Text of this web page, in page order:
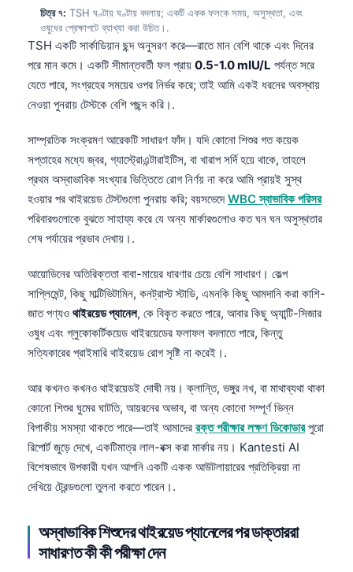
চিত্র ৭: TSH ঘণ্টায় ঘণ্টায় বদলায়; একটি একক ফলকে সময়, অসুস্থতা, এবং
ওষুধের প্রেক্ষাপটে ব্যাখ্যা করা উচিত।.
TSH একটি সার্কাডিয়ান ছন্দ অনুসরণ করে—রাতে মান বেশি থাকে এবং দিনের
পরে মান কমে। একটি সীমান্তবর্তী ফল প্রায় 0.5-1.0 mIU/L পর্যন্ত সরে
যেতে পারে, সংগ্রহের সময়ের ওপর নির্ভর করে; তাই আমি একই ধরনের অবস্থায়
নেওয়া পুনরায় টেস্টকে বেশি পছন্দ করি।.
সাম্প্রতিক সংক্রমণ আরেকটি সাধারণ ফাঁদ। যদি কোনো শিশুর গত কয়েক
সপ্তাহের মধ্যে জ্বর, গ্যাস্ট্রোএন্টারাইটিস, বা খারাপ সর্দি হয়ে থাকে, তাহলে
প্রথম অস্বাভাবিক সংখ্যার ভিত্তিতে রোগ নির্ণয় না করে আমি প্রায়ই সুস্থ
হওয়ার পর থাইরয়েড টেস্টগুলো পুনরায় করি; বয়সভেদেWBC স্বাভাবিক পরিসর
পরিবারগুলোকে বুঝতে সাহায্য করে যে অন্য মার্কারগুলোও কত ঘন ঘন অসুস্থতার
শেষ পর্যায়ের প্রভাব দেখায়।.
আয়োডিনের অতিরিক্ততা বাবা-মায়ের ধারণার চেয়ে বেশি সাধারণ। কেল্প
সাপ্লিমেন্ট, কিছু মাল্টিভিটামিন, কনট্রাস্ট স্টাডি, এমনকি কিছু আমদানি করা কাশি-
জাত পণ্যও থাইরয়েড প্যানেল, কে বিকৃত করতে পারে, আবার কিছু অ্যান্টি-সিজার
ওষুধ এবং গ্লুকোকর্টিকয়েড থাইরয়েডের ফলাফল বদলাতে পারে, কিন্তু
সত্যিকারের প্রাইমারি থাইরয়েড রোগ সৃষ্টি না করেই।.
আর কখনও কখনও থাইরয়েডই দোষী নয়। ক্লান্তি, ভঙ্গুর নখ, বা মাথাব্যথা থাকা
কোনো শিশুর ঘুমের ঘাটতি, আয়রনের অভাব, বা অন্য কোনো সম্পূর্ণ ভিন্ন
বিপাকীয় সমস্যা থাকতে পারে—তাই আমাদের রক্ত পরীক্ষার লক্ষণ ডিকোডারপুরো
রিপোর্ট জুড়ে দেখে, একটিমাত্র লাল-বক্স করা মার্কার নয়। Kantesti AI
বিশেষভাবে উপকারী যখন আপনি একটি একক আউটলায়ারের প্রতিক্রিয়া না
দেখিয়ে ট্রেন্ডগুলো তুলনা করতে পারেন।.
অস্বাভাবিক শিশুদের থাইরয়েড প্যানেলের পর ডাক্তাররা
সাধারণত কী কী পরীক্ষা দেন
Tiếng Việt
Tagalog
ဗမာစာ
ភាសាខ្មែរ
Kiswahili
አማርኛ
O‘zbekcha
Қазақ тілі
Suomi
Hrvatski
Slovenčina
كوردی‎
پښتو
سنڌي
অসমীয়া
Galego
Latviešu valoda
Македонски јазик